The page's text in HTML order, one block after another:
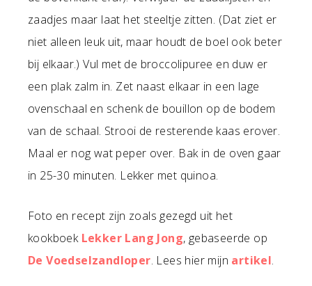
zaadjes maar laat het steeltje zitten. (Dat ziet er
niet alleen leuk uit, maar houdt de boel ook beter
bij elkaar.) Vul met de broccolipuree en duw er
een plak zalm in. Zet naast elkaar in een lage
ovenschaal en schenk de bouillon op de bodem
van de schaal. Strooi de resterende kaas erover.
Maal er nog wat peper over. Bak in de oven gaar
in 25-30 minuten. Lekker met quinoa.
Foto en recept zijn zoals gezegd uit het
kookboek Lekker Lang Jong, gebaseerde op
De Voedselzandloper. Lees hier mijn artikel.